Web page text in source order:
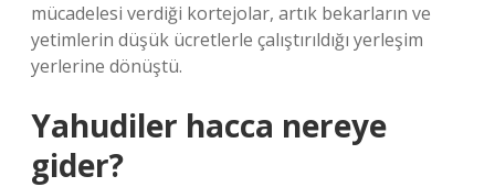
mücadelesi verdiği kortejolar, artık bekarların ve
yetimlerin düşük ücretlerle çalıştırıldığı yerleşim
yerlerine dönüştü.
Yahudiler hacca nereye
gider?